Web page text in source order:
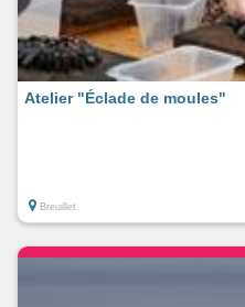
Atelier "Éclade de moules"
Breuillet